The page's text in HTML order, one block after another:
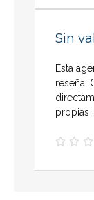
Sin
Esta
reseña.
propias
  